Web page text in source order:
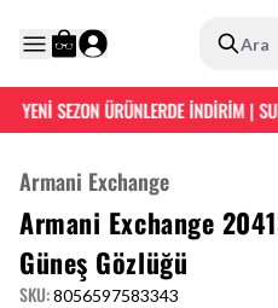
Ara
YENİ SEZON ÜRÜNLERDE İNDİRİM |
Armani Exchange
Armani Exchange
Güneş Gözlüğü
SKU:8056597583343